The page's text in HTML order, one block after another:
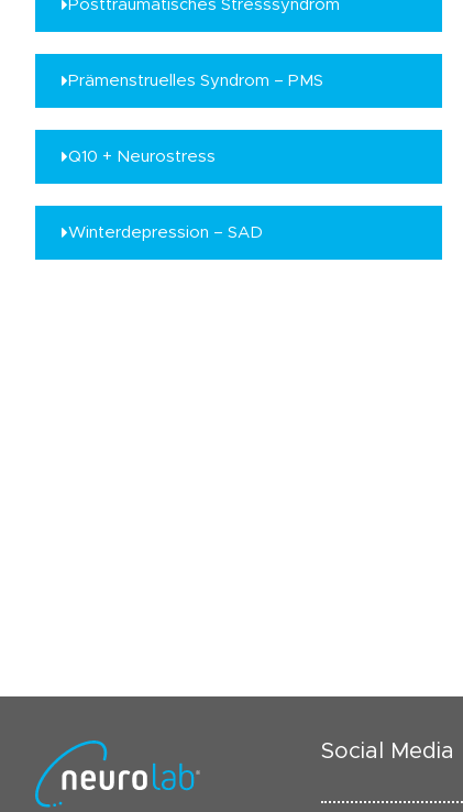
Posttraumatisches Stresssyndrom
Prämenstruelles Syndrom – PMS
Q10 + Neurostress
Winterdepression – SAD
Social Media